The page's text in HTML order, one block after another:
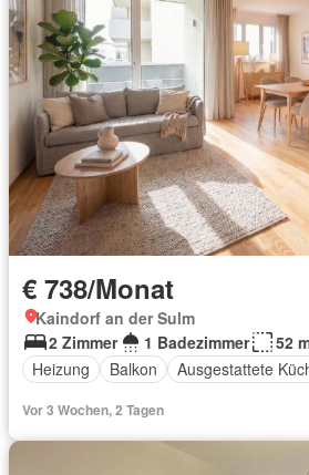
€ 738/Monat
Kaindorf an der Sulm
2 Zimmer
1 Badezimmer
52
Heizung
Balkon Ausgestattete
Vor 3 Wochen, 2 Tagen